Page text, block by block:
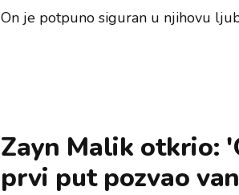
On je potpuno siguran u njihovu
Zayn Malik otkrio:
prvi put pozvao